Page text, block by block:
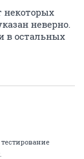
некоторых
неверно.
в остальных